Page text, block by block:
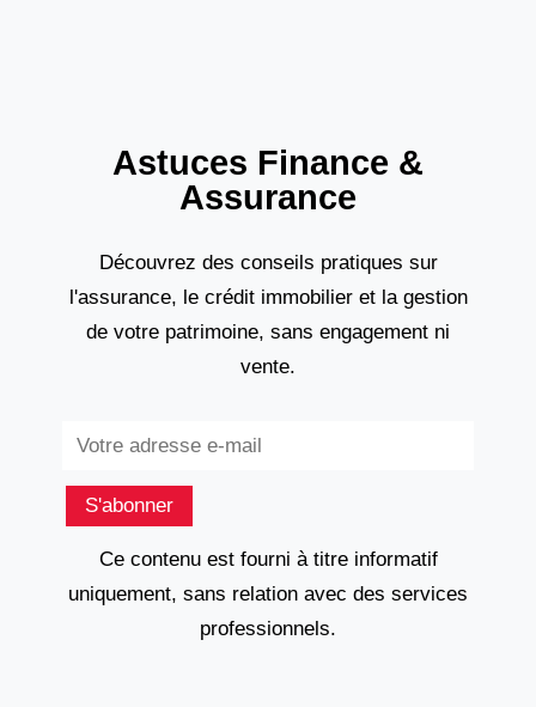
Astuces Finance &
Assurance
Découvrez des conseils pratiques sur
l'assurance, le crédit immobilier et la gestion
de votre patrimoine, sans engagement ni
vente.
S'abonner
Ce contenu est fourni à titre informatif
uniquement, sans relation avec des services
professionnels.